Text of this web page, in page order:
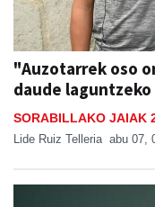
"Auzotarrek oso
daude
SORABILLAKO JAIAK
Lide Ruiz Telleria abu 07,